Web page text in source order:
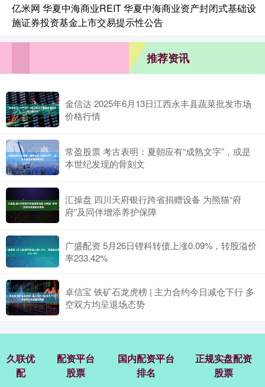
亿米网 华夏中海商业REIT 华夏中海商业资产封闭式基础设
施证券投资基金上市交易提示性公告
推荐资讯
金信达 2025年6月13日江西永丰县蔬菜批发市场
价格行情
常盈股票 考古表明：夏朝应有“成熟文字”，或是
本世纪发现的骨刻文
汇操盘 四川天府银行跨省捐赠设备 为熊猫“府
府”及同伴增添养护保障
广盛配资 5月26日锂科转债上涨0.09%，转股溢价
率233.42%
卓信宝 铁矿石龙虎榜 | 主力合约今日减仓下行 多
空双方均呈退场态势
久联优
配
配资平台
股票
国内配资平台
排名
正规实盘配资
股票